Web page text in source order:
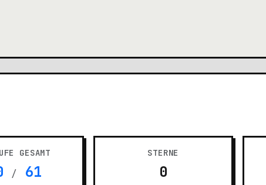
GESAMT
/ 61
STERNE
0